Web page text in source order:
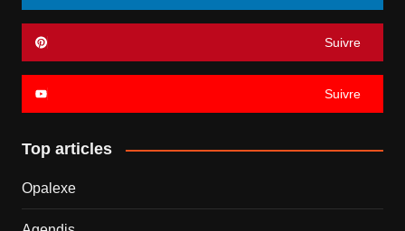
Suivre
Suivre
Top articles
Opalexe